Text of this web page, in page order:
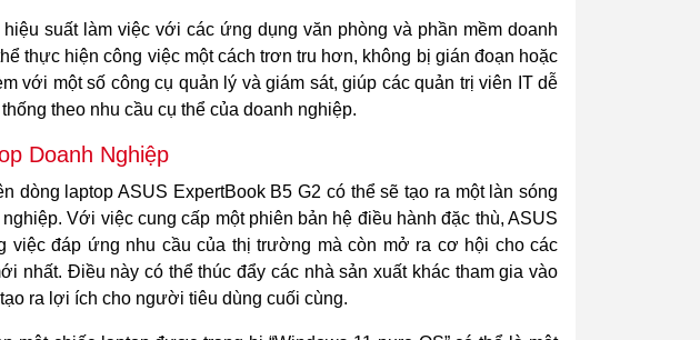
suất làm việc với các ứng dụng văn phòng và phần mềm doanh
thực hiện công việc một cách trơn tru hơn, không bị gián đoạn hoặc
với một số công cụ quản lý và giám sát, giúp các quản trị viên IT dễ
theo nhu cầu cụ thể của doanh nghiệp.
Doanh Nghiệp
dòng laptop ASUS ExpertBook B5 G2 có thể sẽ tạo ra một làn sóng
Với việc cung cấp một phiên bản hệ điều hành đặc thù, ASUS
việc đáp ứng nhu cầu của thị trường mà còn mở ra cơ hội cho các
nhất. Điều này có thể thúc đẩy các nhà sản xuất khác tham gia vào
ra lợi ích cho người tiêu dùng cuối cùng.